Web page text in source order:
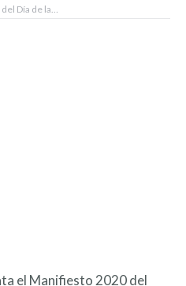
Día de la…
el Manifiesto 2020 del